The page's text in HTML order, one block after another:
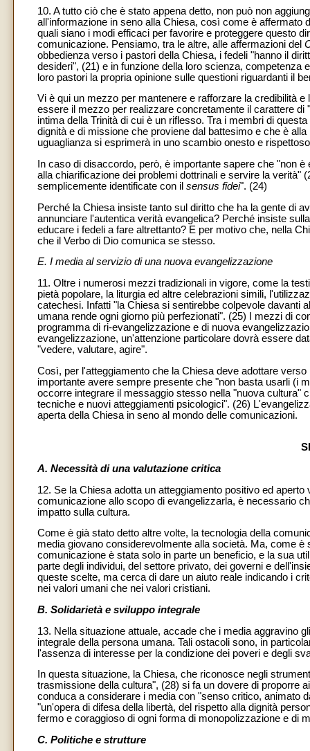
10. A tutto ciò che è stato appena detto, non può non
all'informazione in seno alla Chiesa, così come è affermato
quali siano i modi efficaci per favorire e proteggere questo
comunicazione. Pensiamo, tra le altre, alle affermazioni del
obbedienza verso i pastori della Chiesa, i fedeli "hanno il
desideri", (21) e in funzione della loro scienza, competenza
loro pastori la propria opinione sulle questioni riguardanti il
Vi è qui un mezzo per mantenere e rafforzare la credibilità
essere il mezzo per realizzare concretamente il carattere
intima della Trinità di cui è un riflesso. Tra i membri di
dignità e di missione che proviene dal battesimo e che è
uguaglianza si esprimerà in uno scambio onesto e
In caso di disaccordo, però, è importante sapere che "non
alla chiarificazione dei problemi dottrinali e servire la verità"
semplicemente identificate con il sensus fidei". (24)
Perché la Chiesa insiste tanto sul diritto che ha la gente di
annunciare l'autentica verità evangelica? Perché insiste
educare i fedeli a fare altrettanto? E per motivo che, nella
che il Verbo di Dio comunica se stesso.
E. I media al servizio di una nuova evangelizzazione
11. Oltre i numerosi mezzi tradizionali in vigore, come la
pietà popolare, la liturgia ed altre celebrazioni simili,
catechesi. Infatti "la Chiesa si sentirebbe colpevole davanti
umana rende ogni giorno più perfezionati". (25) I mezzi di
programma di ri-evangelizzazione e di nuova
evangelizzazione, un'attenzione particolare dovrà essere
"vedere, valutare, agire".
Così, per l'atteggiamento che la Chiesa deve adottare
importante avere sempre presente che "non basta usarli (i
occorre integrare il messaggio stesso nella "nuova cultura"
tecniche e nuovi atteggiamenti psicologici". (26)
aperta della Chiesa in seno al mondo delle comunicazioni.
A. Necessità di una valutazione critica
12. Se la Chiesa adotta un atteggiamento positivo ed
comunicazione allo scopo di evangelizzarla, è necessario
impatto sulla cultura.
Come è già stato detto altre volte, la tecnologia della
media giovano considerevolmente alla società. Ma, come
comunicazione è stata solo in parte un beneficio, e la sua
parte degli individui, del settore privato, dei governi e
queste scelte, ma cerca di dare un aiuto reale indicando i
nei valori umani che nei valori cristiani.
B. Solidarietà e sviluppo integrale
13. Nella situazione attuale, accade che i media aggravino
integrale della persona umana. Tali ostacoli sono, in
l'assenza di interesse per la condizione dei poveri e degli
In questa situazione, la Chiesa, che riconosce negli
trasmissione della cultura", (28) si fa un dovere di proporre
conduca a considerare i media con "senso critico, animato
"un'opera di difesa della libertà, del rispetto alla dignità
fermo e coraggioso di ogni forma di monopolizzazione e di
C. Politiche e strutture